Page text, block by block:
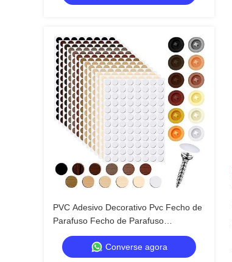
PVC Adesivo Decorativo Pvc Fecho de
Parafuso Fecho de Parafuso
Autocolante para Aplicações
Profissionais Converse agora